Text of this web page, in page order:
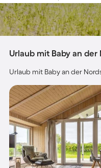
Urlaub mit Baby an
Urlaub mit Baby an der